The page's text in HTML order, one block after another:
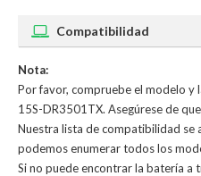
Compatibilidad
Nota:
Por favor, compruebe el modelo y
15S-DR3501TX. Asegúrese de
Nuestra lista de compatibilidad se
podemos enumerar todos los
Si no puede encontrar la batería a